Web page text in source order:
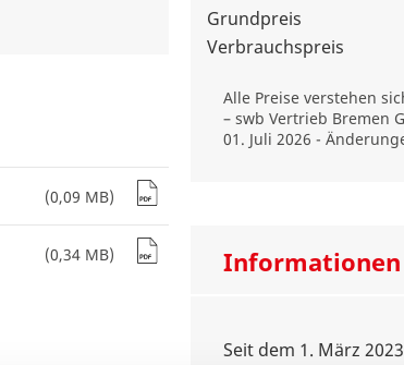
(0,09 MB)
(0,34 MB)
Grundpreis
Verbrauchspreis
Alle Preise verstehen
– swb Vertrieb Bremen
01. Juli 2026 -
Informationen
Seit dem 1. März